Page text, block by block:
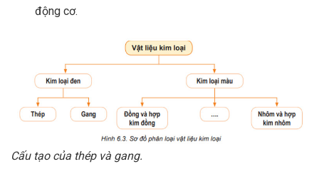
động cơ.
Cấu tạo của thép và gang.